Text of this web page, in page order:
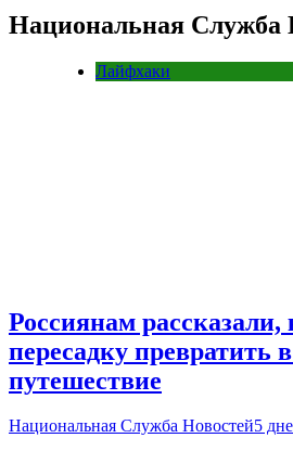
Национальная Служба
Лайфхаки
Россиянам
пересадку превратить
путешествие
Национальная Служба Новостей5